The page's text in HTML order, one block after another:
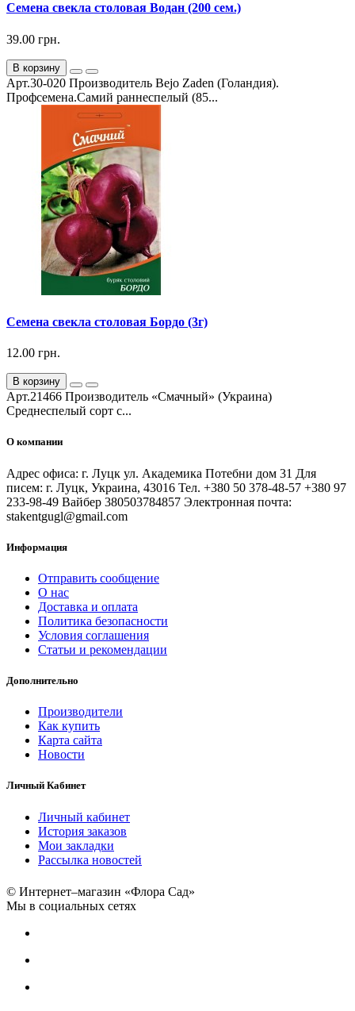
Семена свекла столовая Водан (200 сем.)
39.00 грн.
В корзину
Арт.30-020 Производитель Bejo Zaden (Голандия).
Профсемена.Самий раннеспелый (85...
Семена свекла столовая Бордо (3г)
12.00 грн.
В корзину
Арт.21466 Производитель «Смачный» (Украина)
Среднеспелый сорт с...
О компании
Адрес офиса: г. Луцк ул. Академика Потебни дом 31 Для
писем: г. Луцк, Украина, 43016 Тел. +380 50 378-48-57 +380 97
233-98-49 Вайбер 380503784857 Электронная почта:
stakentgugl@gmail.com
Информация
Отправить сообщение
О нас
Доставка и оплата
Политика безопасности
Условия соглашения
Статьи и рекомендации
Дополнительно
Производители
Как купить
Карта сайта
Новости
Личный Кабинет
Личный кабинет
История заказов
Мои закладки
Рассылка новостей
© Интернет–магазин «Флора Сад»
Мы в социальных сетях